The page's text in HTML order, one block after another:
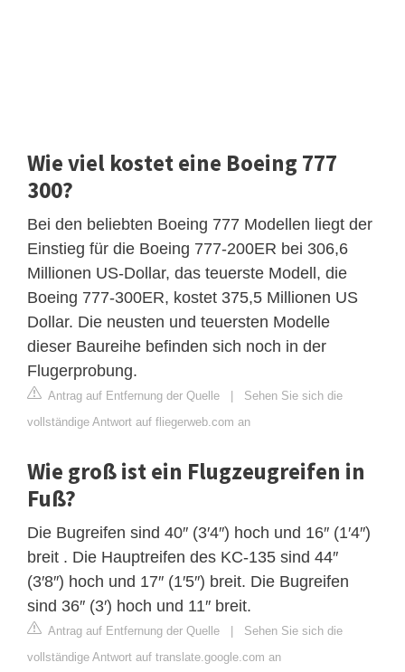
Wie viel kostet eine Boeing 777
300?
Bei den beliebten Boeing 777 Modellen liegt der
Einstieg für die Boeing 777-200ER bei 306,6
Millionen US-Dollar, das teuerste Modell, die
Boeing 777-300ER, kostet 375,5 Millionen US
Dollar. Die neusten und teuersten Modelle
dieser Baureihe befinden sich noch in der
Flugerprobung.
Antrag auf Entfernung der Quelle | Sehen Sie sich die
vollständige Antwort auf fliegerweb.com an
Wie groß ist ein Flugzeugreifen in
Fuß?
Die Bugreifen sind 40″ (3′4″) hoch und 16″ (1′4″)
breit . Die Hauptreifen des KC-135 sind 44″
(3′8″) hoch und 17″ (1′5″) breit. Die Bugreifen
sind 36″ (3′) hoch und 11″ breit.
Antrag auf Entfernung der Quelle | Sehen Sie sich die
vollständige Antwort auf translate.google.com an